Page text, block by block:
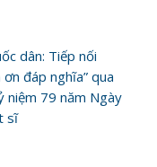
dân: Tiếp nối
đáp nghĩa” qua
niệm 79 năm Ngày
sĩ